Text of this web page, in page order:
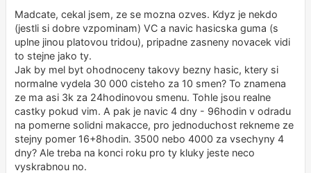
Madcate, cekal jsem, ze se mozna ozves. Kdyz je nekdo
(jestli si dobre vzpominam) VC a navic hasicska guma (s
uplne jinou platovou tridou), pripadne zasneny novacek vidi
to stejne jako ty.
Jak by mel byt ohodnoceny takovy bezny hasic, ktery si
normalne vydela 30 000 cisteho za 10 smen? To znamena
ze ma asi 3k za 24hodinovou smenu. Tohle jsou realne
castky pokud vim. A pak je navic 4 dny - 96hodin v odradu
na pomerne solidni makacce, pro jednoduchost rekneme ze
stejny pomer 16+8hodin. 3500 nebo 4000 za vsechyny 4
dny? Ale treba na konci roku pro ty kluky jeste neco
vyskrabnou no.